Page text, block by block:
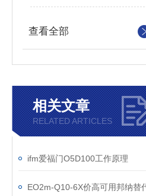
查看全部
相关文章
RELATED ARTICLES
ifm爱福门O5D100工作原理
EO2m-Q10-6X价高可用邦纳替